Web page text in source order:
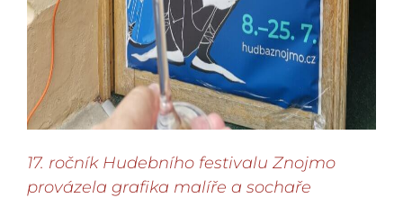
17. ročník Hudebního festivalu Znojmo
provázela grafika malíře a sochaře